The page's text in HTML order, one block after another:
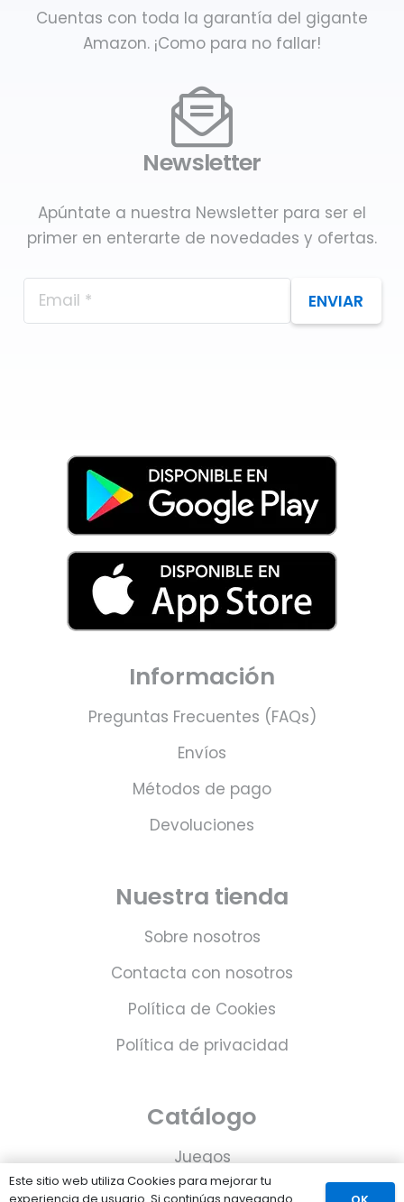
Cuentas con toda la garantía del gigante
Amazon. ¡Como para no fallar!
Newsletter
Apúntate a nuestra Newsletter para ser el
primer en enterarte de novedades y ofertas.
ENVIAR
Información
Preguntas Frecuentes (FAQs)
Envíos
Métodos de pago
Devoluciones
Nuestra tienda
Sobre nosotros
Contacta con nosotros
Política de Cookies
Política de privacidad
Catálogo
Juegos
Consolas
Este sitio web utiliza Cookies para mejorar tu